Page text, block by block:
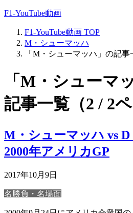
F1-YouTube動画
F1-YouTube動画 TOP
M・シューマッハ
「M・シューマッハ」の記事
「M・シューマ
記事一覧（2 / 2ペ
M・シューマッハ vs
2000年アメリカGP
2017年10月9日
名勝負・名場面